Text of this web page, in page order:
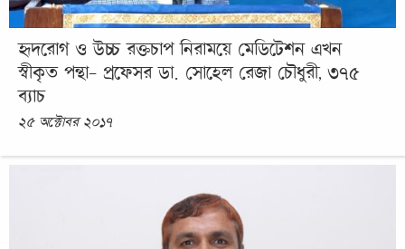
হৃদরোগ ও উচ্চ রক্তচাপ নিরাময়ে মেডিটেশন এখন
স্বীকৃত পন্থা- প্রফেসর ডা. সোহেল রেজা চৌধুরী, ৩৭৫
ব্যাচ
২৫ অক্টোবর ২০১৭